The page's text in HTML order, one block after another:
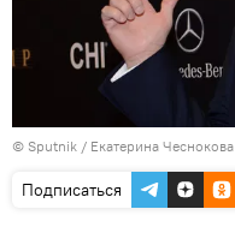
© Sputnik / Екатерина Чеснокова
Подписаться